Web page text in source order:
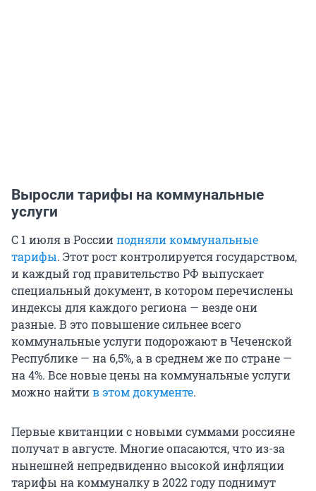
Выросли тарифы на коммунальные
услуги
С 1 июля в Россииподняли коммунальные
тарифы. Этот рост контролируется государством,
и каждый год правительство РФ выпускает
специальный документ, в котором перечислены
индексы для каждого региона — везде они
разные. В это повышение сильнее всего
коммунальные услуги подорожают в Чеченской
Республике — на 6,5%, а в среднем же по стране —
на 4%. Все новые цены на коммунальные услуги
можно найтив этом документе.
Первые квитанции с новыми суммами россияне
получат в августе. Многие опасаются, что из-за
нынешней непредвиденно высокой инфляции
тарифы на коммуналку в 2022 году поднимут